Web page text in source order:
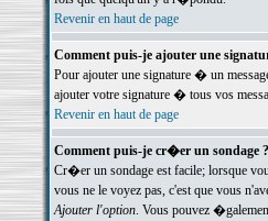
Revenir en haut de page
Comment puis-je ajouter une
Pour ajouter une signature � un
ajouter votre signature � tous vos
Revenir en haut de page
Comment puis-je cr�er un sondage ?
Cr�er un sondage est facile; lorsque
vous ne le voyez pas, c'est que vous
Ajouter l'option. Vous pouvez